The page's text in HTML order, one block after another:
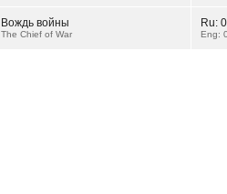
Вождь войны
The Chief of War
Ru:
Eng: